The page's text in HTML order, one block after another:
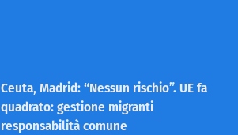
Ceuta, Madrid: “Nessun rischio”. UE fa
quadrato: gestione migranti
responsabilità comune